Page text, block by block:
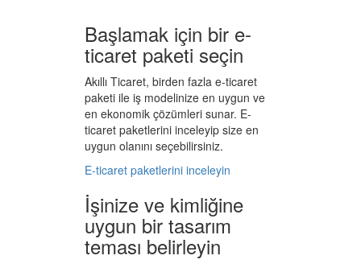
Başlamak için bir e-
ticaret paketi seçin
Akıllı Ticaret, birden fazla e-ticaret
paketi ile iş modelinize en uygun ve
en ekonomik çözümleri sunar. E-
ticaret paketlerini inceleyip size en
uygun olanını seçebilirsiniz.
E-ticaret paketlerini inceleyin
İşinize ve kimliğine
uygun bir tasarım
teması belirleyin